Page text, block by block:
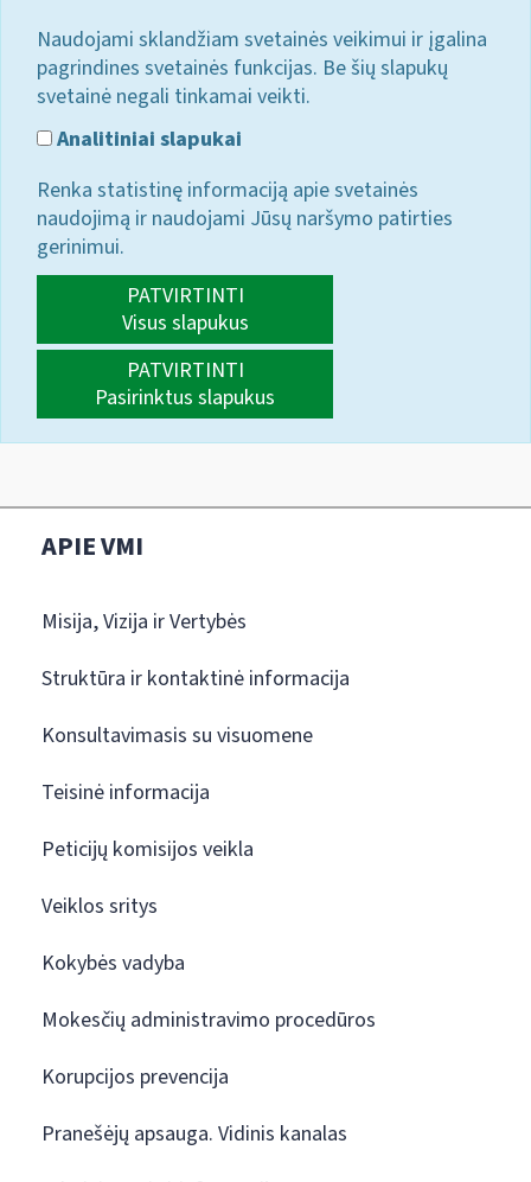
Naudojami sklandžiam svetainės veikimui ir įgalina
pagrindines svetainės funkcijas. Be šių slapukų
svetainė negali tinkamai veikti.
Analitiniai slapukai
Renka statistinę informaciją apie svetainės
naudojimą ir naudojami Jūsų naršymo patirties
gerinimui.
PATVIRTINTI
Visus slapukus
PATVIRTINTI
Pasirinktus slapukus
APIE VMI
Misija, Vizija ir Vertybės
Struktūra ir kontaktinė informacija
Konsultavimasis su visuomene
Teisinė informacija
Peticijų komisijos veikla
Veiklos sritys
Kokybės vadyba
Mokesčių administravimo procedūros
Korupcijos prevencija
Pranešėjų apsauga. Vidinis kanalas